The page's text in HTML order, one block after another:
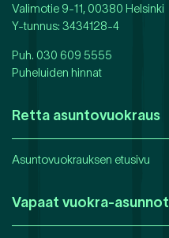
Valimotie 9-11, 00380 Helsinki
Y-tunnus: 3434128-4
Puh. 030 609 5555
Puheluiden hinnat
Retta asuntovuokraus
Asuntovuokrauksen etusivu
Vapaat vuokra-asunnot